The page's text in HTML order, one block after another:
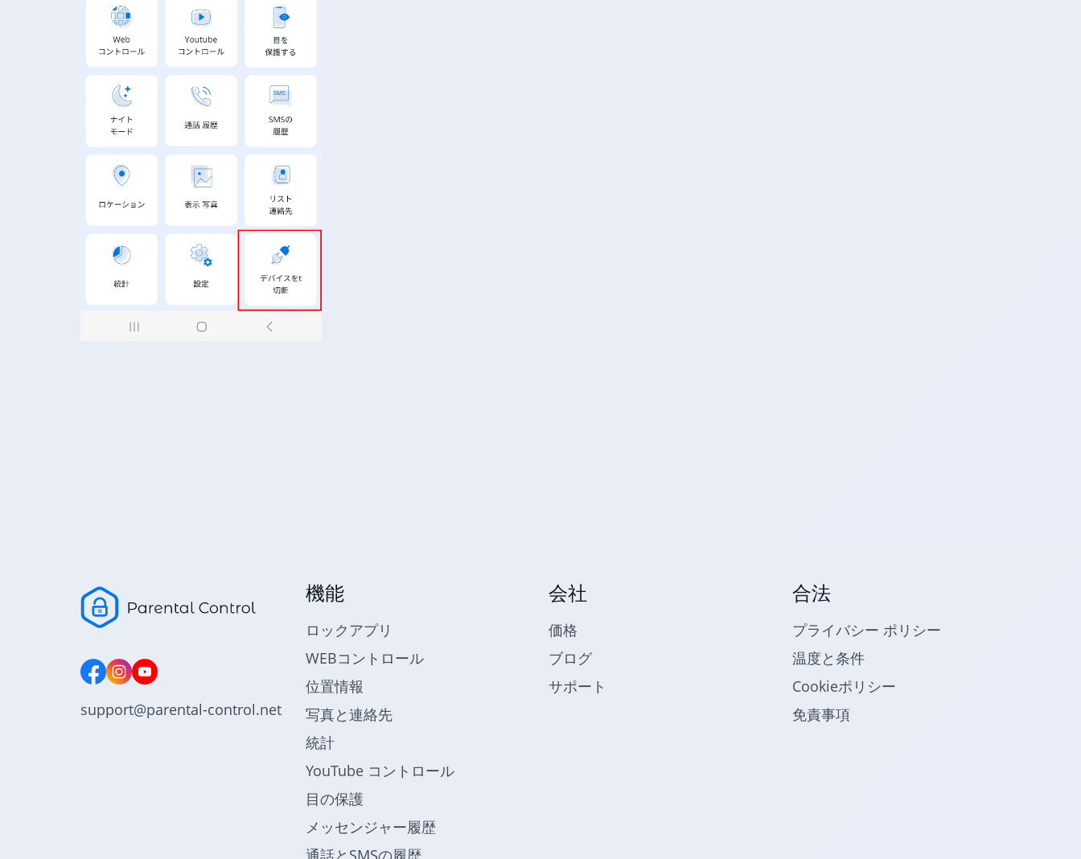
support@parental-control.net
機能
ロックアプリ
WEBコントロール
位置情報
写真と連絡先
統計
YouTube コントロール
目の保護
メッセンジャー履歴
通話とSMSの履歴
会社
価格
ブログ
サポート
合法
プライバシー ポリシー
温度と条件
Cookieポリシー
免責事項